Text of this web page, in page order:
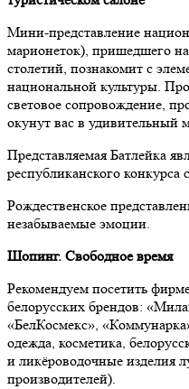
Мини-представление
марионеток), пришедшего
столетий, познакомит с
национальной культуры.
световое сопровождение,
окунут вас в удивительный
Представляемая Батлейка
республиканского конкурса
Рождественское
незабываемые эмоции.
Шопинг. Свободное время
Рекомендуем посетить
белорусских брендов:
«БелКосмекс»,
одежда, косметика,
и ликёроводочные изделия
производителей).